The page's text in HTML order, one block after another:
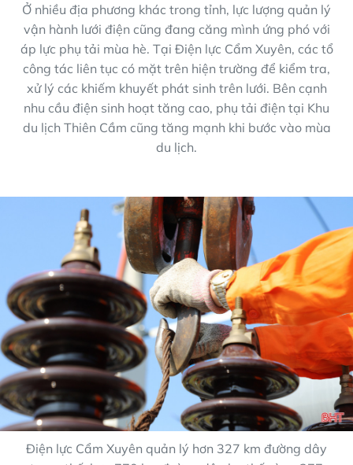
Ở nhiều địa phương khác trong tỉnh, lực lượng quản lý
vận hành lưới điện cũng đang căng mình ứng phó với
áp lực phụ tải mùa hè. Tại Điện lực Cẩm Xuyên, các tổ
công tác liên tục có mặt trên hiện trường để kiểm tra,
xử lý các khiếm khuyết phát sinh trên lưới. Bên cạnh
nhu cầu điện sinh hoạt tăng cao, phụ tải điện tại Khu
du lịch Thiên Cầm cũng tăng mạnh khi bước vào mùa
du lịch.
Điện lực Cẩm Xuyên quản lý hơn 327 km đường dây